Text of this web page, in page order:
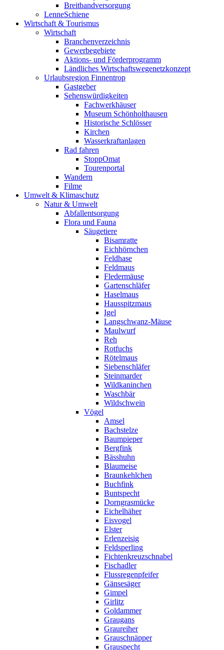
Breitbandversorgung
LenneSchiene
Wirtschaft & Tourismus
Wirtschaft
Branchenverzeichnis
Gewerbegebiete
Aktions- und Förderprogramm
Ländliches Wirtschaftswegenetzkonzept
Urlaubsregion Finnentrop
Gastgeber
Sehenswürdigkeiten
Fachwerkhäuser
Museum Schönholthausen
Historische Schlösser
Kirchen
Wasserkraftanlagen
Rad fahren
StoppOmat
Tourenportal
Wandern
Filme
Umwelt & Klimaschutz
Natur & Umwelt
Abfallentsorgung
Flora und Fauna
Säugetiere
Bisamratte
Eichhörnchen
Feldhase
Feldmaus
Fledermäuse
Gartenschläfer
Haselmaus
Hausspitzmaus
Igel
Langschwanz-Mäuse
Maulwurf
Reh
Rotfuchs
Rötelmaus
Siebenschläfer
Steinmarder
Wildkaninchen
Waschbär
Wildschwein
Vögel
Amsel
Bachstelze
Baumpieper
Bergfink
Bässhuhn
Blaumeise
Braunkehlchen
Buchfink
Buntspecht
Dorngrasmücke
Eichelhäher
Eisvogel
Elster
Erlenzeisig
Feldsperling
Fichtenkreuzschnabel
Fischadler
Flussregenpfeifer
Gänsesäger
Gimpel
Girlitz
Goldammer
Graugans
Graureiher
Grauschnäpper
Grauspecht